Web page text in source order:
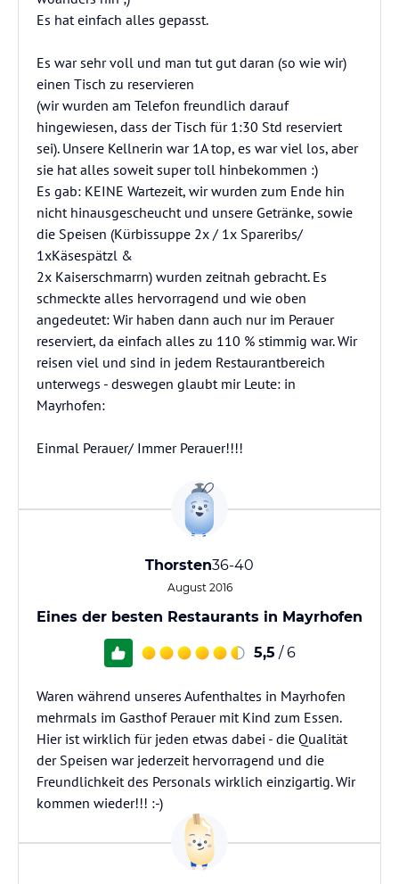
Es hat einfach alles gepasst.
Es war sehr voll und man tut gut daran (so wie wir)
einen Tisch zu reservieren
(wir wurden am Telefon freundlich darauf
hingewiesen, dass der Tisch für 1:30 Std reserviert
sei). Unsere Kellnerin war 1A top, es war viel los, aber
sie hat alles soweit super toll hinbekommen :)
Es gab: KEINE Wartezeit, wir wurden zum Ende hin
nicht hinausgescheucht und unsere Getränke, sowie
die Speisen (Kürbissuppe 2x / 1x Spareribs/
1xKäsespätzl &
2x Kaiserschmarrn) wurden zeitnah gebracht. Es
schmeckte alles hervorragend und wie oben
angedeutet: Wir haben dann auch nur im Perauer
reserviert, da einfach alles zu 110 % stimmig war. Wir
reisen viel und sind in jedem Restaurantbereich
unterwegs - deswegen glaubt mir Leute: in
Mayrhofen:
Einmal Perauer/ Immer Perauer!!!!
Thorsten36-40
August 2016
Eines der besten Restaurants in Mayrhofen
5,5 / 6
Waren während unseres Aufenthaltes in Mayrhofen
mehrmals im Gasthof Perauer mit Kind zum Essen.
Hier ist wirklich für jeden etwas dabei - die Qualität
der Speisen war jederzeit hervorragend und die
Freundlichkeit des Personals wirklich einzigartig. Wir
kommen wieder!!! :-)